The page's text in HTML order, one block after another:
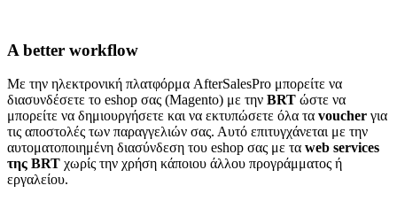
A better workflow
Με την ηλεκτρονική πλατφόρμα AfterSalesPro μπορείτε να
διασυνδέσετε το eshop σας (Magento) με την BRT ώστε να
μπορείτε να δημιουργήσετε και να εκτυπώσετε όλα τα voucher για
τις αποστολές των παραγγελιών σας. Αυτό επιτυγχάνεται με την
αυτοματοποιημένη διασύνδεση του eshop σας με τα web services
της BRT χωρίς την χρήση κάποιου άλλου προγράμματος ή
εργαλείου.